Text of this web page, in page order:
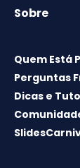
Sobre
Quem Está
Perguntas
Dicas e